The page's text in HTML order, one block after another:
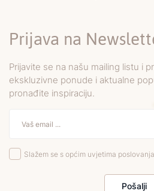
Prijava na
Prijavite se na našu mailing listu i
ekskluzivne ponude i aktualne
pronađite inspiraciju.
Slažem se s općim uvjetima poslovanja
Pošalji